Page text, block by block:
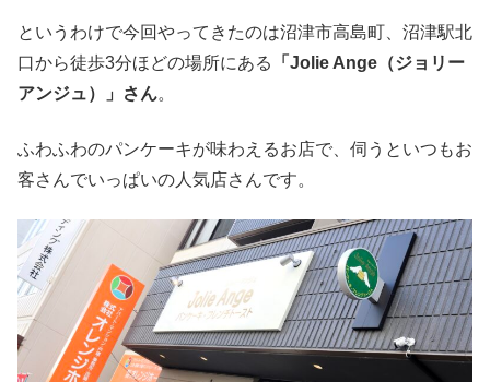
というわけで今回やってきたのは沼津市高島町、沼津駅北
口から徒歩3分ほどの場所にある
「Jolie Ange（ジョリー
アンジュ）」さん。
ふわふわのパンケーキが味わえるお店で、伺うといつもお
客さんでいっぱいの人気店さんです。